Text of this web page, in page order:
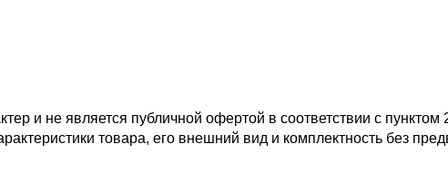
и не является публичной офертой в соответствии с пунктом
товара, его внешний вид и комплектность без